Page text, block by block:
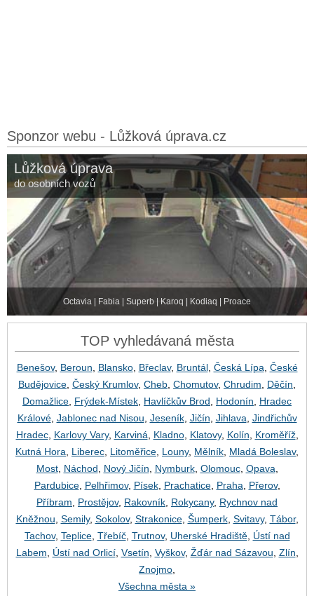
Sponzor webu - Lůžková úprava.cz
Lůžková úprava
do osobních vozů
Octavia | Fabia | Superb | Karoq | Kodiaq | Proace
TOP vyhledávaná města
Benešov, Beroun Blansko, Břeclav, Bruntál, Česká Lípa České
Budějovice Český Krumlov, Cheb Chomutov, Chrudim Děčín
Domažlice Frýdek-Místek Havlíčkův Brod Hodonín
Hradec
Králové, Jablonec nad Nisou Jeseník, Jičín Jihlava Jindřichův
Hradec, Karlovy Vary, Karviná Kladno, Klatovy, Kolín Kroměříž,
Kutná Hora
Liberec Litoměřice Louny, Mělník Mladá Boleslav,
Most, Náchod Nový Jičín Nymburk, Olomouc, Opava
Pardubice, Pelhřimov, Písek, Prachatice, Praha Přerov,
Příbram
Prostějov, Rakovník Rokycany, Rychnov nad
Kněžnou Semily, Sokolov, Strakonice, Šumperk, Svitavy, Tábor,
Tachov, Teplice, Třebíč, Trutnov, Uherské Hradiště, Ústí nad
Labem
Ústí nad Orlicí, Vsetín Vyškov, Žďár nad Sázavou Zlín
Znojmo
Všechna města »